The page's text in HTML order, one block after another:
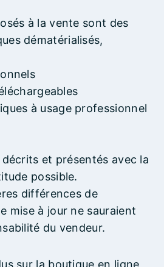
à la vente sont des
dématérialisés,
à usage professionnel
et présentés avec la
possible.
différences de
mise à jour ne sauraient
du vendeur.
sur la boutique en ligne